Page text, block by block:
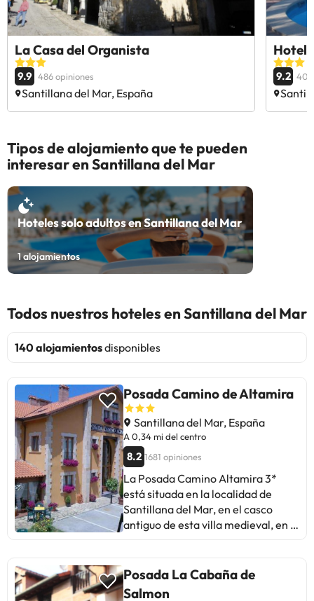
La Casa del Organista
9.9 486 opiniones
Santillana del Mar, España
Hotel
9.2
Tipos de alojamiento que te pueden
interesar en Santillana del Mar
Hoteles solo adultos en Santillana del Mar
1alojamientos
Todos nuestros hoteles en Santillana del Mar
140 alojamientosdisponibles
Posada Camino de Altamira
Santillana del Mar, España
A 0,34 mi del centro
8.2 1681 opiniones
La Posada Camino Altamira 3*
está situada en la localidad de
Santillana del Mar, en el casco
antiguo de esta villa medieval, en la
recepción con horario de de 8:30h
a 20:00h (es imprescindible avisar
Posada La Cabaña de
Salmon